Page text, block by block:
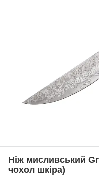
Ніж мисливський
чохол шкіра)